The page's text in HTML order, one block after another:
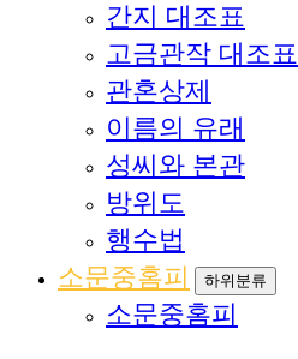
간지 대조표
고금관작 대조표
관혼상제
이름의 유래
성씨와 본관
방위도
행수법
소문중홈피
하위분류
소문중홈피